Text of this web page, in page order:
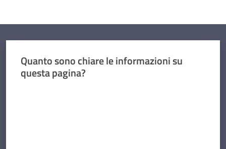
Quanto sono chiare le informazioni su
questa pagina?